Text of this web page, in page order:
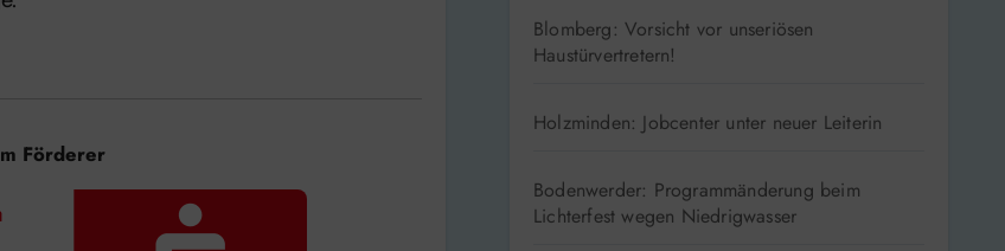
Förderer
Blomberg: Vorsicht vor unseriösen
Haustürvertretern!
Holzminden: Jobcenter unter neuer Leiterin
Bodenwerder: Programmänderung beim
Lichterfest wegen Niedrigwasser